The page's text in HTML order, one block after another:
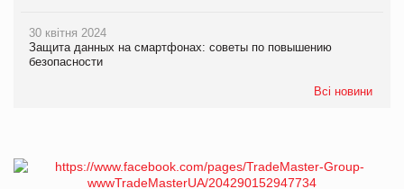
30 квітня 2024
Защита данных на смартфонах: советы по повышению
безопасности
Всі новини